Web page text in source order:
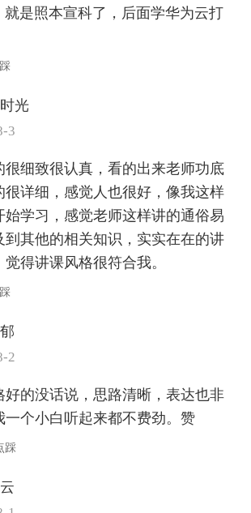
是照本宣科了，后面学华为云打
光
3
细致很认真，看的出来老师功底
详细，感觉人也很好，像我这样
始学习，感觉老师这样讲的通俗易
其他的相关知识，实实在在的讲
得讲课风格很符合我。
2
好的没话说，思路清晰，表达也非
个小白听起来都不费劲。赞
踩